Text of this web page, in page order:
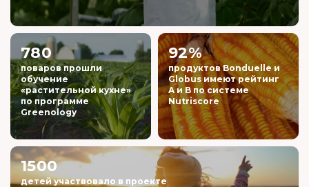
780
поваров прошли
обучение
«растительной кухне»
по программе
Greenology
92%
продуктов Bonduelle и
Globus имеют рейтинг
A и B по системе
Nutriscore
1500
детей участвовало в проекте